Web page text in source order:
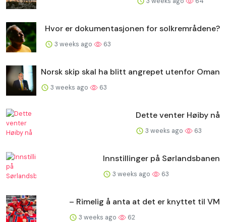
Hvor er dokumentasjonen for solkremrådene?
3 weeks ago 63
Norsk skip skal ha blitt angrepet utenfor Oman
3 weeks ago 63
Dette venter Høiby nå
3 weeks ago 63
Innstillinger på Sørlandsbanen
3 weeks ago 63
– Rimelig å anta at det er knyttet til VM
3 weeks ago 62